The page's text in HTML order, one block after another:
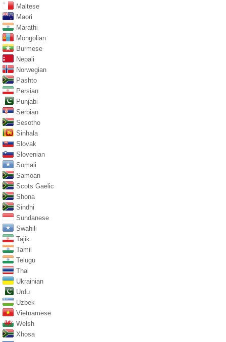
Maltese
Maori
Marathi
Mongolian
Burmese
Nepali
Norwegian
Pashto
Persian
Punjabi
Serbian
Sesotho
Sinhala
Slovak
Slovenian
Somali
Samoan
Scots Gaelic
Shona
Sindhi
Sundanese
Swahili
Tajik
Tamil
Telugu
Thai
Ukrainian
Urdu
Uzbek
Vietnamese
Welsh
Xhosa